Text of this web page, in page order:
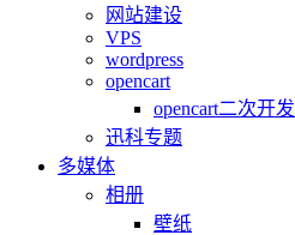
网站建设
VPS
wordpress
opencart
opencart二次开发
迅科专题
多媒体
相册
壁纸